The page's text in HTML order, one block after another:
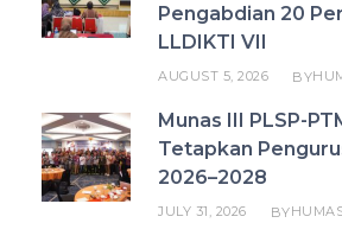
Pengabdian 20
LLDIKTI VII
AUGUST 5, 2026 BY
Munas III PLSP-
Tetapkan
2026–2028
JULY 31, 2026 BY